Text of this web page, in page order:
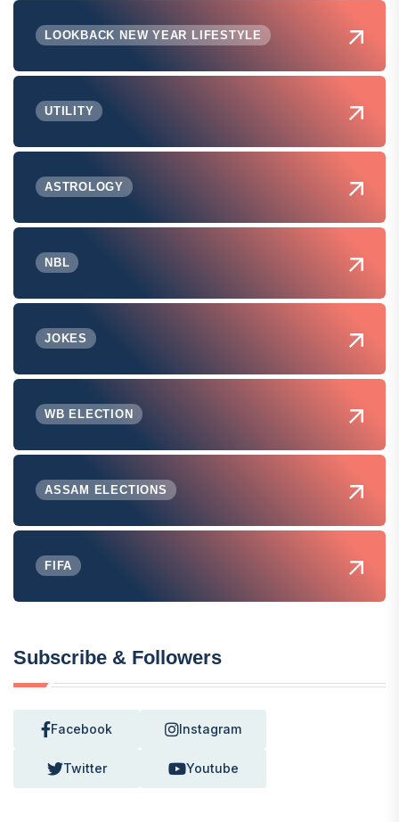
LOOKBACK NEW YEAR LIFESTYLE
UTILITY
ASTROLOGY
NBL
JOKES
WB ELECTION
ASSAM ELECTIONS
FIFA
Subscribe & Followers
Facebook Instagram
Twitter Youtube